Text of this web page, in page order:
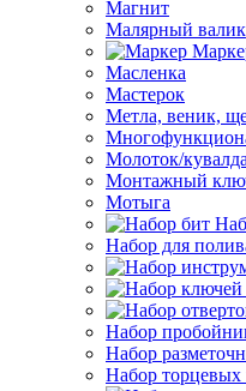
Магнит
Малярный валик
Масленка
Мастерок
Метла, веник,
Молоток/кувалда
Монтажный
Мотыга
Набор для
Набор
Набор
Набор торцевых